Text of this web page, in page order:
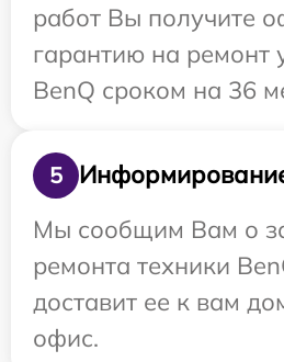
работ Вы получите
гарантию на ремонт
BenQ сроком на 36
5
Мы сообщим Вам о
ремонта техники
доставит ее к вам
офис.